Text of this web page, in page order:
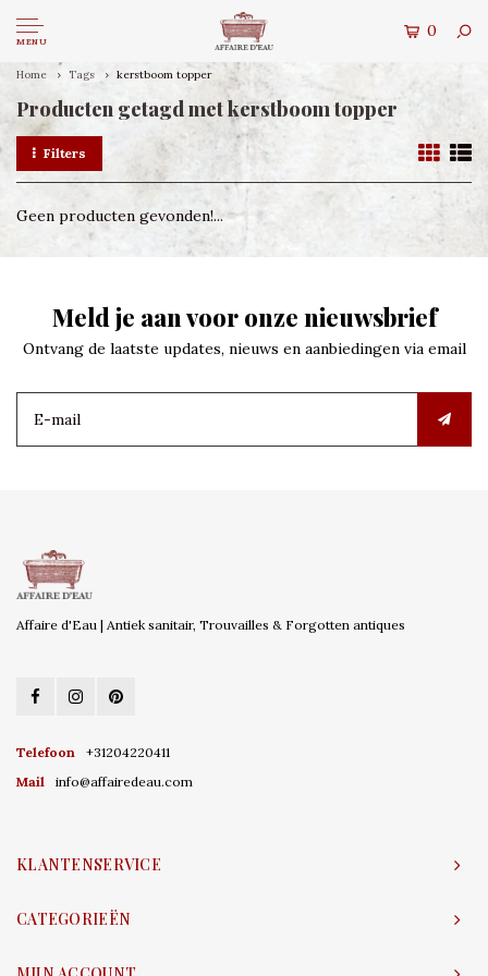
MENU
0
Home Tags kerstboom topper
Producten getagd met kerstboom topper
Filters
Geen producten gevonden!...
Meld je aan voor onze nieuwsbrief
Ontvang de laatste updates, nieuws en aanbiedingen via email
Affaire d'Eau | Antiek sanitair, Trouvailles & Forgotten antiques
Telefoon
+31204220411
Mail
info@affairedeau.com
KLANTENSERVICE
CATEGORIEËN